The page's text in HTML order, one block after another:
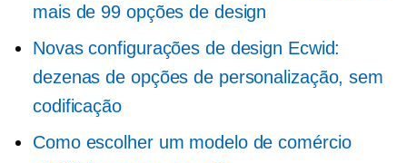
mais de 99 opções de design
Novas configurações de design Ecwid:
dezenas de opções de personalização, sem
codificação
Como escolher um modelo de comércio